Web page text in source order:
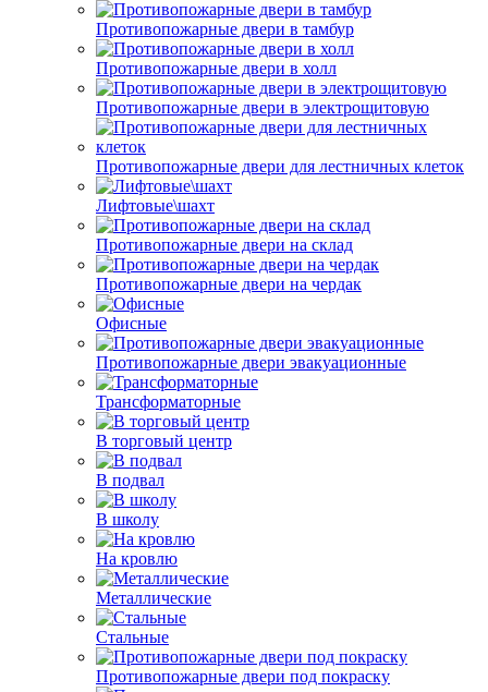
Противопожарные двери в тамбур
Противопожарные двери в холл
Противопожарные двери в электрощитовую
Противопожарные двери для лестничных клеток
Лифтовые\шахт
Противопожарные двери на склад
Противопожарные двери на чердак
Офисные
Противопожарные двери эвакуационные
Трансформаторные
В торговый центр
В подвал
В школу
На кровлю
Металлические
Стальные
Противопожарные двери под покраску